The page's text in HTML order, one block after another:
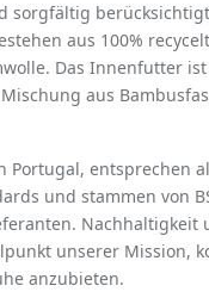
sorgfältig
aus 100%
Das Innenfutter ist
aus
Portugal, entsprechen
und stammen von
Nachhaltigkeit
unserer Mission,
anzubieten.